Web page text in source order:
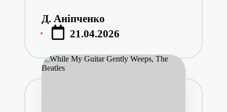
Posted
by
Д. Аніпченко
21.04.2026